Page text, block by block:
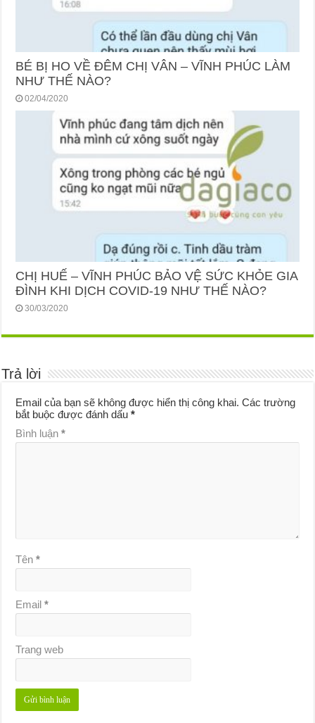
BÉ BỊ HO VỀ ĐÊM CHỊ VÂN – VĨNH PHÚC LÀM
NHƯ THẾ NÀO?
02/04/2020
CHỊ HUẾ – VĨNH PHÚC BẢO VỆ SỨC KHỎE GIA
ĐÌNH KHI DỊCH COVID-19 NHƯ THẾ NÀO?
30/03/2020
Trả lời
Email của bạn sẽ không được hiển thị công khai. Các trường
bắt buộc được đánh dấu*
Bình luận*
Tên*
Email*
Trang web